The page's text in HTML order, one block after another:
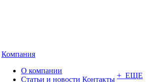
Компания
О компании
Статьи и новости Контакты + ЕЩЕ